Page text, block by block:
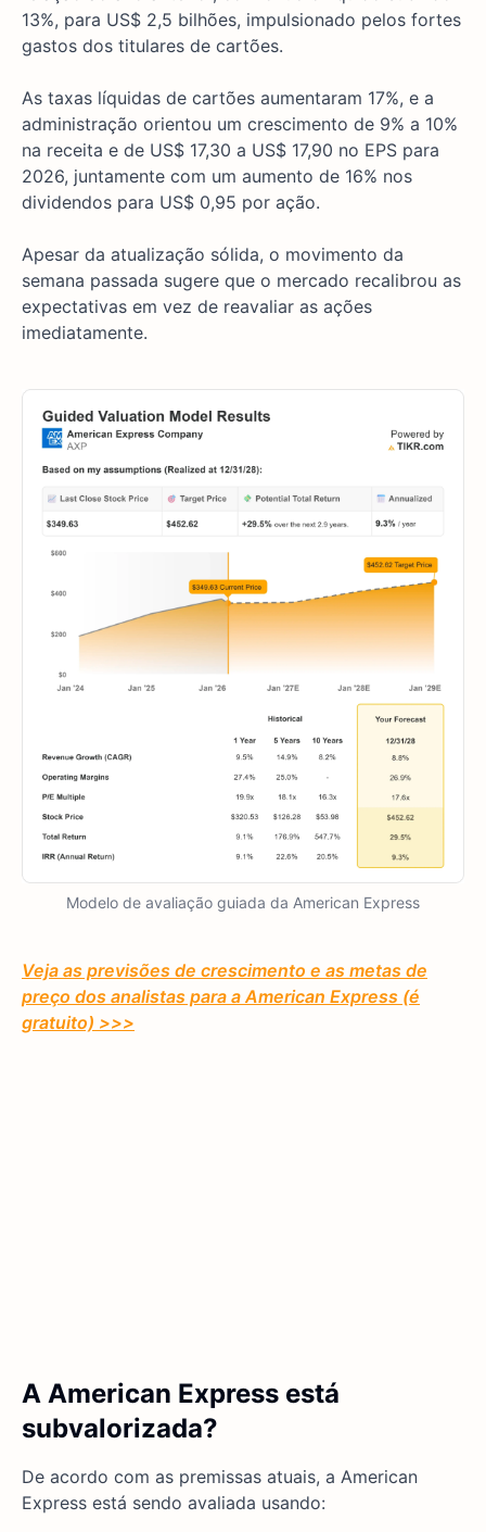
13%, para US$ 2,5 bilhões, impulsionado pelos fortes
gastos dos titulares de cartões.
As taxas líquidas de cartões aumentaram 17%, e a
administração orientou um crescimento de 9% a 10%
na receita e de US$ 17,30 a US$ 17,90 no EPS para
2026, juntamente com um aumento de 16% nos
dividendos para US$ 0,95 por ação.
Apesar da atualização sólida, o movimento da
semana passada sugere que o mercado recalibrou as
expectativas em vez de reavaliar as ações
imediatamente.
Modelo de avaliação guiada da American Express
Veja as previsões de crescimento e as metas de
preço dos analistas para a American Express (é
gratuito) >>>
A American Express está
subvalorizada?
De acordo com as premissas atuais, a American
Express está sendo avaliada usando: